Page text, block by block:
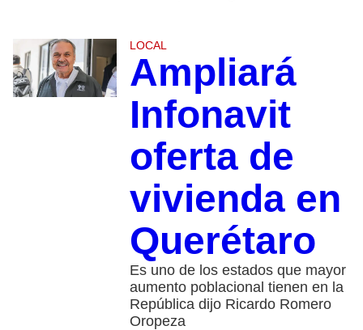
LOCAL
Ampliará
Infonavit
oferta de
vivienda en
Querétaro
Es uno de los estados que mayor
aumento poblacional tienen en la
República dijo Ricardo Romero
Oropeza